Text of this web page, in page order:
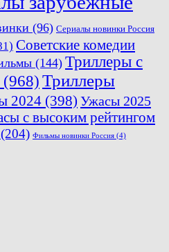
(96) Сериалы новинки Россия
Советские комедии
(144) Триллеры с
(968) Триллеры
2024 (398) Ужасы 2025
с высоким рейтингом
(204) Фильмы новинки Россия (4)